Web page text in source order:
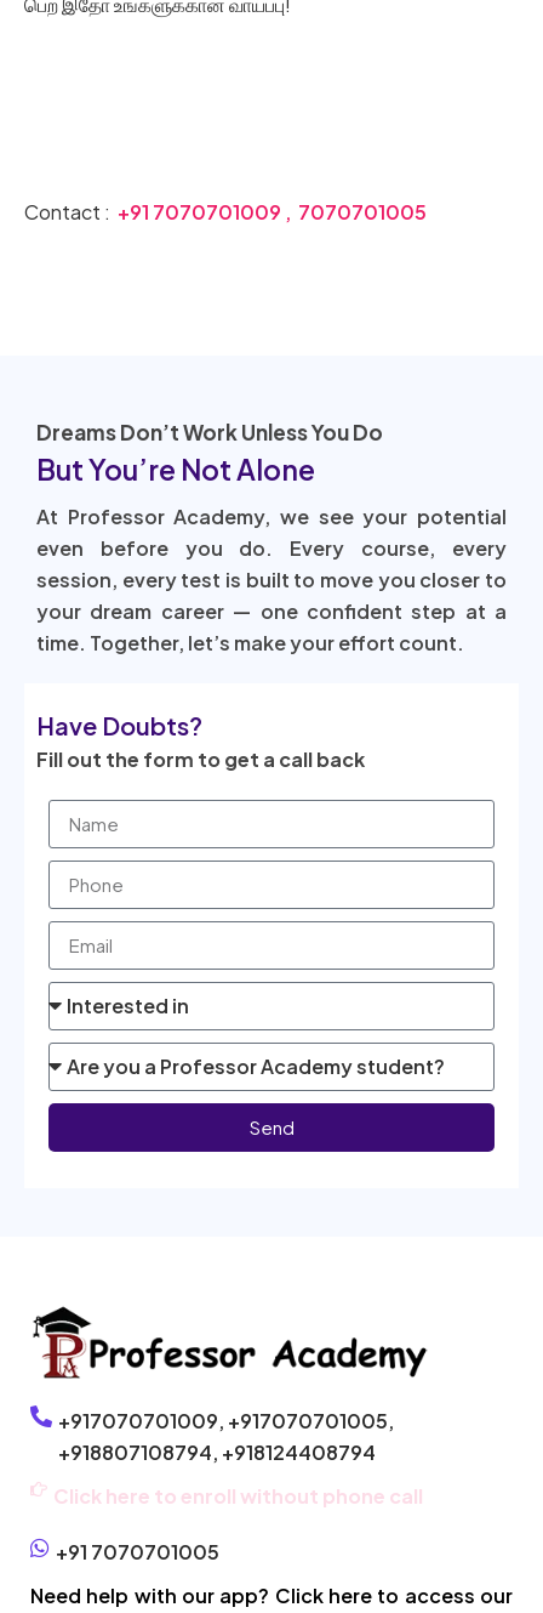
Contact : +91 7070701009 , 7070701005
Dreams Don’t Work Unless You Do
But You’re Not Alone
At Professor Academy, we see your potential
even before you do. Every course, every
session, every test is built to move you closer to
your dream career — one confident step at a
time. Together, let’s make your effort count.
Have Doubts?
Fill out the form to get a call back
Send
+917070701009, +917070701005,
+918807108794, +918124408794
Click here to enroll without phone call
+91 7070701005
Need help with our app? Click here to access our